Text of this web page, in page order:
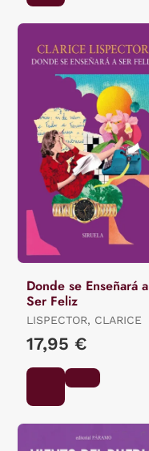
Donde se Enseñará a
Ser Feliz
LISPECTOR, CLARICE
17,95 €